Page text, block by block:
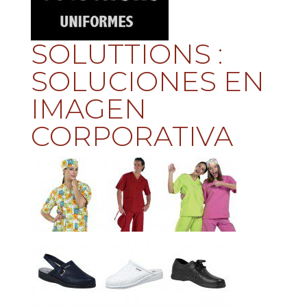
SOLUTTIONS :
SOLUCIONES EN
IMAGEN
CORPORATIVA